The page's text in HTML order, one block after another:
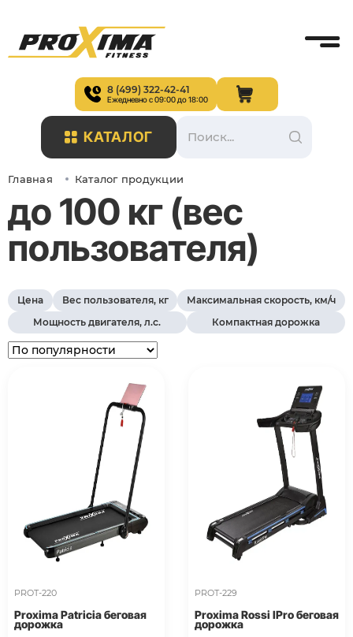
8 (499) 322-42-41
Ежедневно с 09:00 до 18:00
КАТАЛОГ
Главная Каталог продукции
до 100 кг (вес
пользователя)
Цена Вес пользователя, кг
Максимальная скорость, км/ч
Мощность двигателя, л.с.
Компактная дорожка
PROT-220
Proxima Patricia беговая
дорожка
PROT-229
Proxima Rossi IPro беговая
дорожка